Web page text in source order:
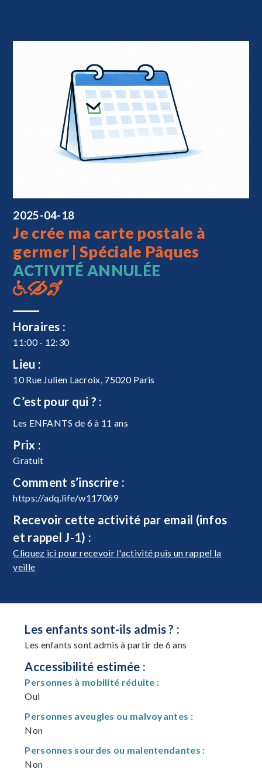
2025-04-18
Je crée ma carte postale à
germer | Spéciale Pâques
ACTIVITÉ ANNULÉE
Horaires :
11:00 - 12:30
Lieu :
10 Rue Julien Lacroix, 75020 Paris
C’est pour qui ? :
Les ENFANTS de 6 à 11 ans
Prix :
Gratuit
Comment s’inscrire :
https://adq.life/w117069
Recevoir cette activité par email (infos
et rappel J-1) :
Cliquez ici pour recevoir l'activité puis un rappel la
veille
Les enfants sont-ils admis ? :
Les enfants sont admis à partir de 6 ans
Accessibilité estimée :
Personnes à mobilité réduite :
Oui
Personnes aveugles ou malvoyantes :
Non
Personnes sourdes ou malentendantes :
Non